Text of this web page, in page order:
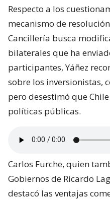
Respecto a los
mecanismo de
Cancillería busca
bilaterales que ha
participantes, Yáñez
sobre los inversionistas,
pero desestimó que
políticas públicas.
Carlos Furche, quien
Gobiernos de Ricardo
destacó las ventajas